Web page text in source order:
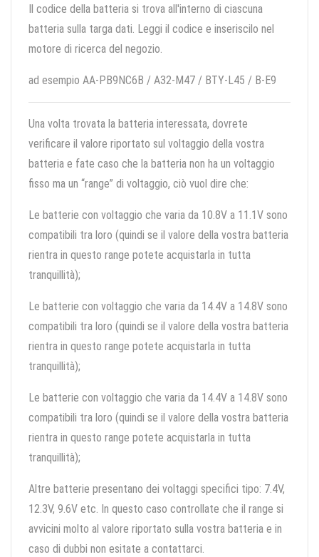
Il codice della batteria si trova all'interno di ciascuna
batteria sulla targa dati. Leggi il codice e inseriscilo nel
motore di ricerca del negozio.
ad esempio AA-PB9NC6B / A32-M47 / BTY-L45 / B-E9
Una volta trovata la batteria interessata, dovrete
verificare il valore riportato sul voltaggio della vostra
batteria e fate caso che la batteria non ha un voltaggio
fisso ma un “range” di voltaggio, ciò vuol dire che:
Le batterie con voltaggio che varia da 10.8V a 11.1V sono
compatibili tra loro (quindi se il valore della vostra batteria
rientra in questo range potete acquistarla in tutta
tranquillità);
Le batterie con voltaggio che varia da 14.4V a 14.8V sono
compatibili tra loro (quindi se il valore della vostra batteria
rientra in questo range potete acquistarla in tutta
tranquillità);
Le batterie con voltaggio che varia da 14.4V a 14.8V sono
compatibili tra loro (quindi se il valore della vostra batteria
rientra in questo range potete acquistarla in tutta
tranquillità);
Altre batterie presentano dei voltaggi specifici tipo: 7.4V,
12.3V, 9.6V etc. In questo caso controllate che il range si
avvicini molto al valore riportato sulla vostra batteria e in
caso di dubbi non esitate a contattarci.